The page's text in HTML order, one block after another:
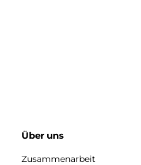
Über uns
Zusammenarbeit